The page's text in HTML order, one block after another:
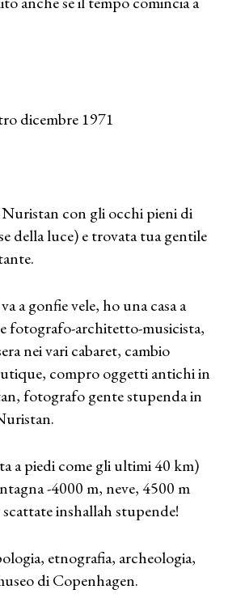
dicembre 1971
con gli occhi pieni di
della luce) e trovata tua gentile
a gonfie vele, ho una casa a
fotografo-architetto-musicista,
nei vari cabaret, cambio
compro oggetti antichi in
fotografo gente stupenda in
a piedi come gli ultimi 40 km)
-4000 m, neve, 4500 m
inshallah stupende!
etnografia, archeologia,
di Copenhagen.